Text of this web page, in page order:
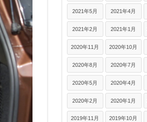
2021年5月 2021年4月
2021年2月 2021年1月
2020年11月 2020年10月
2020年8月 2020年7月
2020年5月 2020年4月
2020年2月 2020年1月
2019年11月 2019年10月